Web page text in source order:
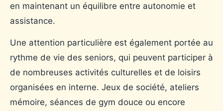
en maintenant un équilibre entre autonomie et
assistance.
Une attention particulière est également portée au
rythme de vie des seniors, qui peuvent participer à
de nombreuses activités culturelles et de loisirs
organisées en interne. Jeux de société, ateliers
mémoire, séances de gym douce ou encore